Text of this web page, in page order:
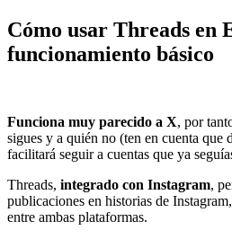
Cómo usar Threads en
funcionamiento básico
Funciona muy parecido a X, por
sigues y a quién no (ten en cuenta que
facilitará seguir a cuentas que ya
Threads, integrado con Instagram,
publicaciones en historias de
entre ambas plataformas.